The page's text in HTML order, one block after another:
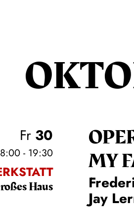
Fr 30
- 19:30
Haus
MY
Jay